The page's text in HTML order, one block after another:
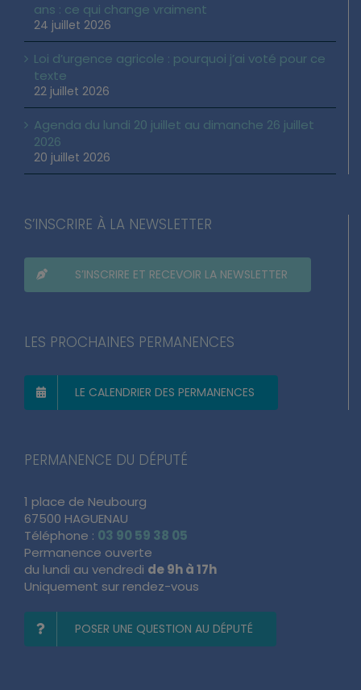
Les réseaux sociaux interdits aux moins de 15
ans : ce qui change vraiment
24 juillet 2026
Loi d’urgence agricole : pourquoi j’ai voté pour ce
texte
22 juillet 2026
Agenda du lundi 20 juillet au dimanche 26 juillet
2026
20 juillet 2026
S’INSCRIRE ET RECEVOIR LA NEWSLETTER
LE CALENDRIER DES PERMANENCES
1 place de Neubourg
67500 HAGUENAU
Téléphone :03 90 59 38 05
Permanence ouverte
du lundi au vendredide 9h à 17h
POSER UNE QUESTION AU DÉPUTÉ